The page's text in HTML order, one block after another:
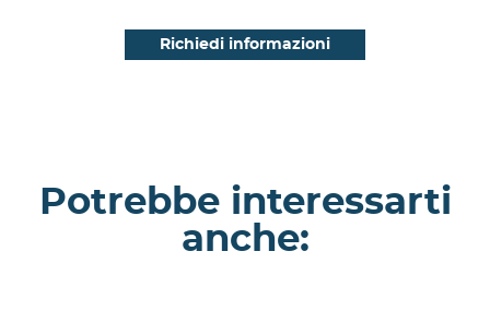
Potrebbe interessarti
anche: